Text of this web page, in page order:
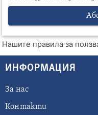
Нашите правила за
ИНФОРМАЦИЯ
За нас
Контакти